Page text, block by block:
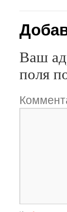
Ваш
поля